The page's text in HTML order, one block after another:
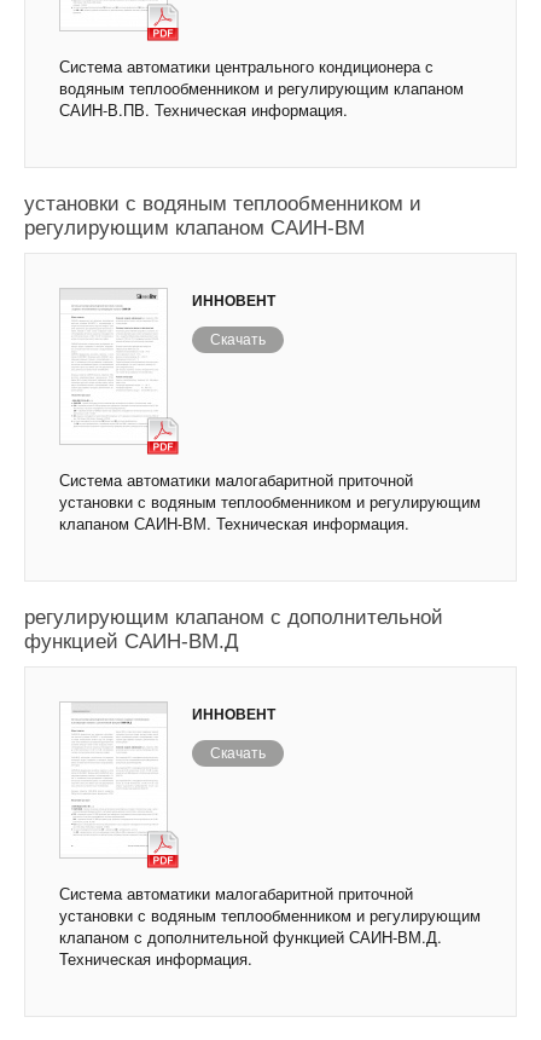
Система автоматики центрального кондиционера с
водяным теплообменником и регулирующим клапаном
САИН-В.ПВ. Техническая информация.
установки с водяным теплообменником и
регулирующим клапаном САИН-ВМ
ИННОВЕНТ
Скачать
Система автоматики малогабаритной приточной
установки с водяным теплообменником и регулирующим
клапаном САИН-ВМ. Техническая информация.
регулирующим клапаном с дополнительной
функцией САИН-ВМ.Д
ИННОВЕНТ
Скачать
Система автоматики малогабаритной приточной
установки с водяным теплообменником и регулирующим
клапаном с дополнительной функцией САИН-ВМ.Д.
Техническая информация.